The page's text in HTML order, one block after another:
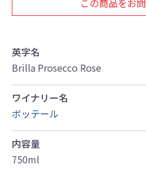
この商品をお
英字名
Brilla Prosecco Rose
ワイナリー名
ボッテール
内容量
750ml